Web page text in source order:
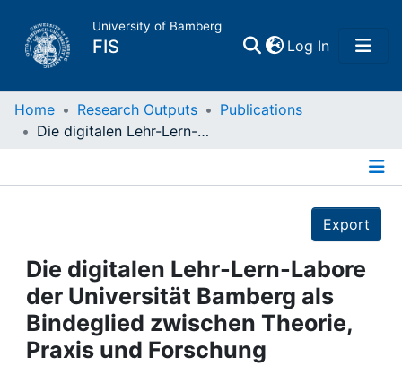
University of Bamberg
FIS Log In(current)
Home
Projects
People
Institutions
Home Research Outputs
Publications
Die digitalen Lehr-Lern-Labore der Universität Bamberg als Bindeglied zwischen Theorie, Praxis und Forschung
Export
Die digitalen Lehr-Lern-Labore
der Universität Bamberg als
Bindeglied zwischen Theorie,
Praxis und Forschung